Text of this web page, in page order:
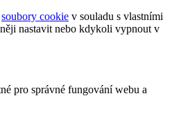
soubory cookie v souladu s vlastními
nastavit nebo kdykoli vypnout v
pro správné fungování webu a